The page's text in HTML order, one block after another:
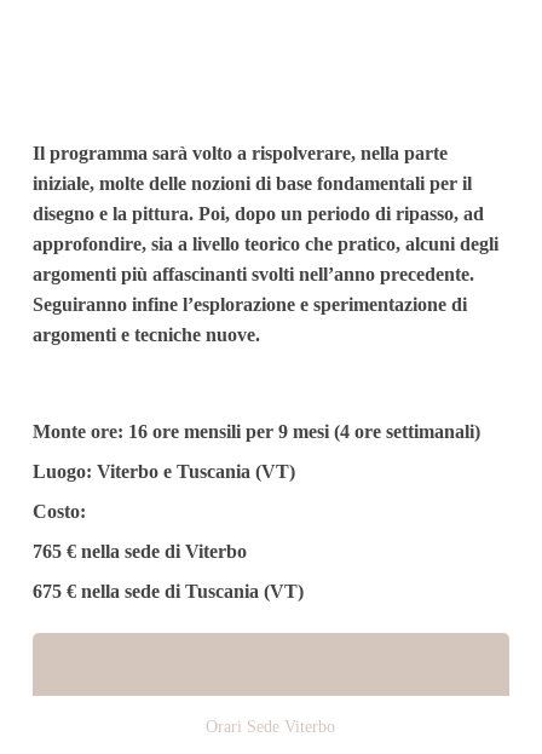
Il programma sarà volto a rispolverare, nella parte
iniziale, molte delle nozioni di base fondamentali per il
disegno e la pittura. Poi, dopo un periodo di ripasso, ad
approfondire, sia a livello teorico che pratico, alcuni degli
argomenti più affascinanti svolti nell’anno precedente.
Seguiranno infine l’esplorazione e sperimentazione di
argomenti e tecniche nuove.
Monte ore: 16 ore mensili per 9 mesi (4 ore settimanali)
Luogo: Viterbo e Tuscania (VT)
Costo:
765 € nella sede di Viterbo
675 € nella sede di Tuscania (VT)
Orari Sede Viterbo